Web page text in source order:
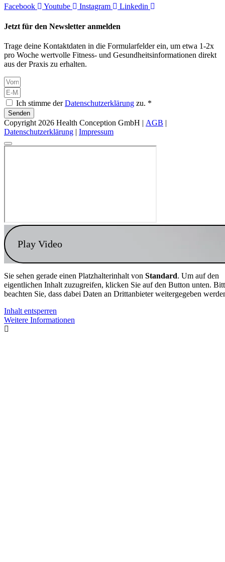
Facebook Youtube Instagram Linkedin
Jetzt für den Newsletter anmelden
Trage deine Kontaktdaten in die Formularfelder ein, um etwa 1-2x
pro Woche wertvolle Fitness- und Gesundheitsinformationen direkt
aus der Praxis zu erhalten.
Ich stimme derDatenschutzerklärung zu. *
Senden
Copyright 2026 Health Conception GmbH | AGB |
Datenschutzerklärung | Impressum
Play Video
Sie sehen gerade einen Platzhalterinhalt von Standard. Um auf den
eigentlichen Inhalt zuzugreifen, klicken Sie auf den Button unten.
beachten Sie, dass dabei Daten an Drittanbieter weitergegeben
Inhalt entsperren
Weitere Informationen